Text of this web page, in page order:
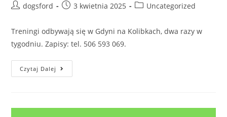
Postdogsford
Post3 kwietnia 2025
PostUncategorized
Treningi odbywają się w Gdyni na Kolibkach, dwa razy w
tygodniu. Zapisy: tel. 506 593 069.
Czytaj Dalej Posłuszeństwo
Sportowe
PT1)